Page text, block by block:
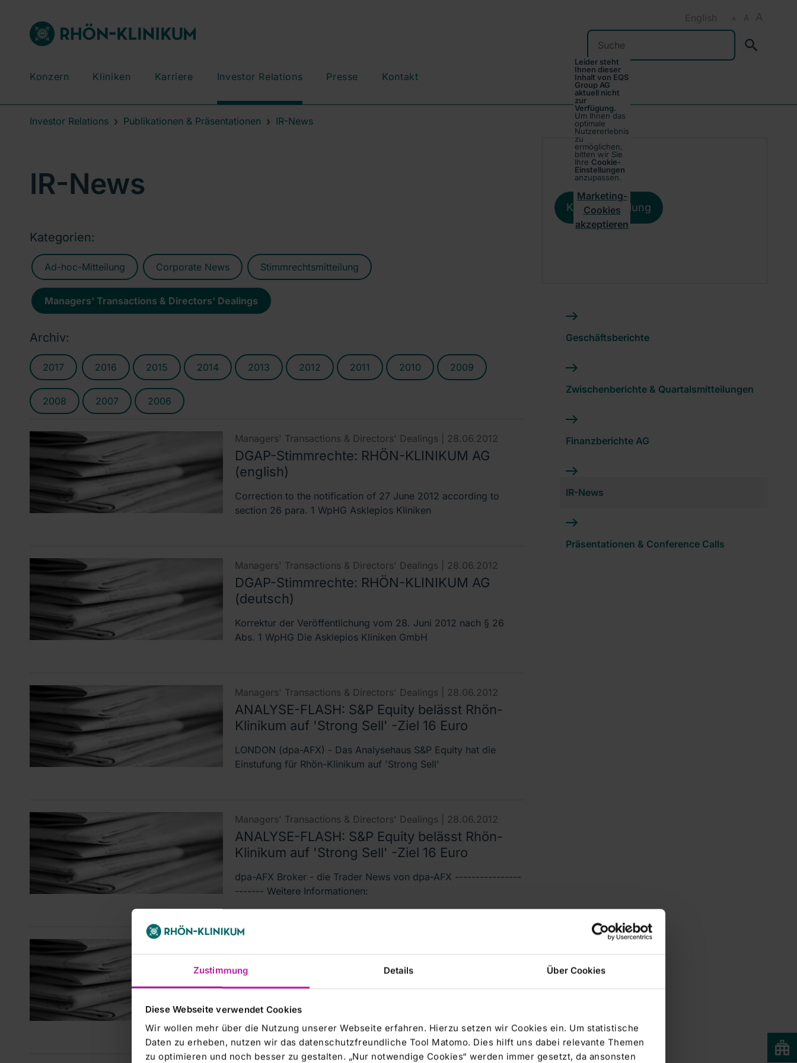
Zustimmung Details Über Cookies
Diese Webseite verwendet Cookies
Wir wollen mehr über die Nutzung unserer Webseite erfahren. Hierzu setzen wir Cookies ein. Um statistische
Daten zu erheben, nutzen wir das datenschutzfreundliche Tool Matomo. Dies hilft uns dabei relevante Themen
zu optimieren und noch besser zu gestalten. „Nur notwendige Cookies“ werden immer gesetzt, da ansonsten
A A A
English
Suchen
Konzern Kliniken Karriere Investor Relations Presse Kontakt
Investor Relations Publikationen & Präsentationen IR-News
IR-News
Kategorien:
Ad-hoc-Mitteilung Corporate News Stimmrechtsmitteilung
Managers' Transactions & Directors' Dealings
Archiv:
2017 2016 2015 2014 2013 2012 2011 2010 2009
2008 2007 2006
Managers' Transactions & Directors' Dealings | 28.06.2012
DGAP-Stimmrechte: RHÖN-KLINIKUM AG
(english)
Correction to the notification of 27 June 2012 according to
section 26 para. 1 WpHG Asklepios Kliniken
Managers' Transactions & Directors' Dealings | 28.06.2012
DGAP-Stimmrechte: RHÖN-KLINIKUM AG
(deutsch)
Korrektur der Veröffentlichung vom 28. Juni 2012 nach § 26
Abs. 1 WpHG Die Asklepios Kliniken GmbH
Managers' Transactions & Directors' Dealings | 28.06.2012
ANALYSE-FLASH: S&P Equity belässt Rhön-
Klinikum auf 'Strong Sell' -Ziel 16 Euro
LONDON (dpa-AFX) - Das Analysehaus S&P Equity hat die
Einstufung für Rhön-Klinikum auf 'Strong Sell'
Managers' Transactions & Directors' Dealings | 28.06.2012
ANALYSE-FLASH: S&P Equity belässt Rhön-
Klinikum auf 'Strong Sell' -Ziel 16 Euro
dpa-AFX Broker - die Trader News von dpa-AFX ----------------
------- Weitere Informationen:
ANALYSE-FLASH: Equinet belässt Rhön-
Klinikum auf 'Hold' - Ziel 22 Euro
dpa-AFX Broker - die Trader News von dpa-AFX ----------------
Leider steht
Ihnen dieser
Inhalt von EQS
Group AG
aktuell nicht
zur
Verfügung.
Um Ihnen das
optimale
Nutzererlebnis
zu
ermöglichen,
bitten wir Sie
Ihre Cookie-
Einstellungen
anzupassen.
Marketing-
Cookies
akzeptieren
Kursentwicklung
Geschäftsberichte
Zwischenberichte & Quartalsmitteilungen
Finanzberichte AG
IR-News
Präsentationen & Conference Calls